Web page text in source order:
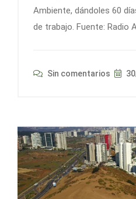
Ambiente, dándoles 60
de trabajo. Fuente: Radio
Sin comentarios